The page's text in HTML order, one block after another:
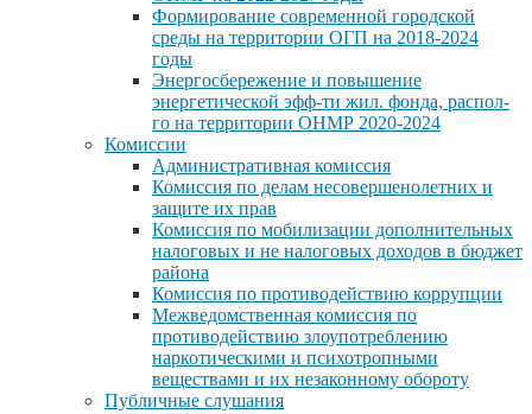
Формирование современной городской
среды на территории ОГП на 2018-2024
годы
Энергосбережение и повышение
энергетической эфф-ти жил. фонда, распол-
го на территории ОНМР 2020-2024
Комиссии
Административная комиссия
Комиссия по делам несовершенолетних и
защите их прав
Комиссия по мобилизации дополнительных
налоговых и не налоговых доходов в бюджет
района
Комиссия по противодействию коррупции
Межведомственная комиссия по
противодействию злоупотреблению
наркотическими и психотропными
веществами и их незаконному обороту
Публичные слушания